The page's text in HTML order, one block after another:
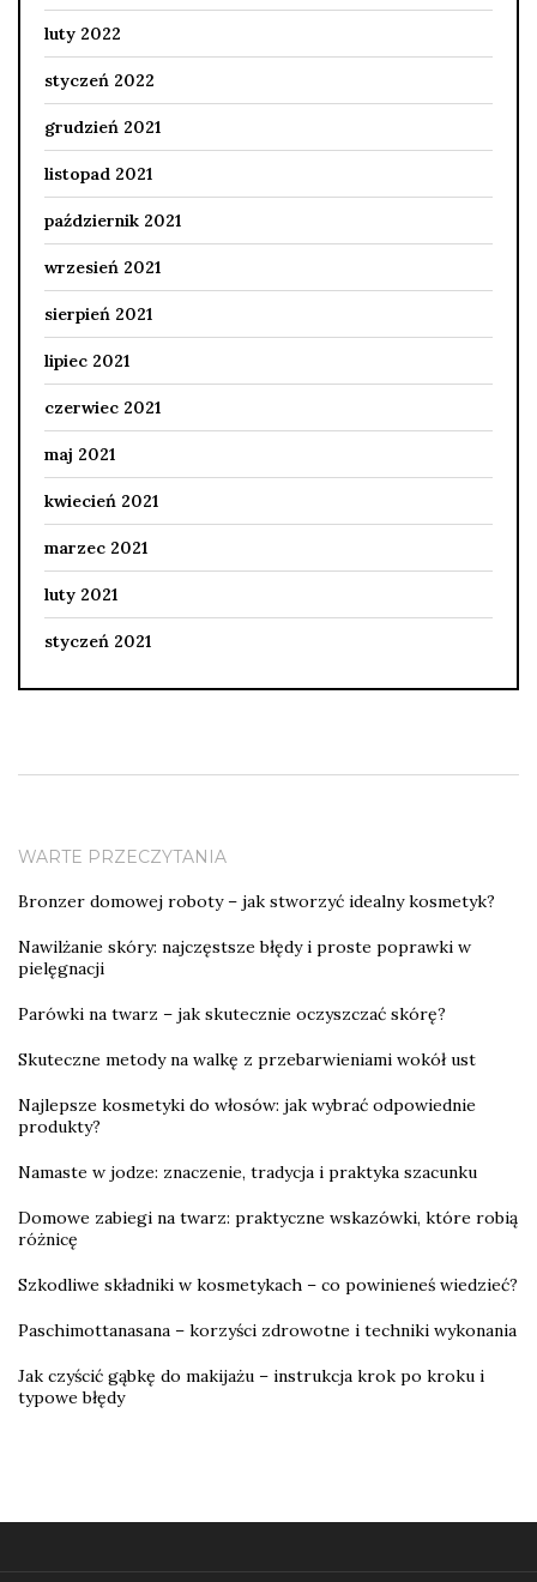
luty 2022
styczeń 2022
grudzień 2021
listopad 2021
październik 2021
wrzesień 2021
sierpień 2021
lipiec 2021
czerwiec 2021
maj 2021
kwiecień 2021
marzec 2021
luty 2021
styczeń 2021
WARTE PRZECZYTANIA
Bronzer domowej roboty – jak stworzyć idealny kosmetyk?
Nawilżanie skóry: najczęstsze błędy i proste poprawki w
pielęgnacji
Parówki na twarz – jak skutecznie oczyszczać skórę?
Skuteczne metody na walkę z przebarwieniami wokół ust
Najlepsze kosmetyki do włosów: jak wybrać odpowiednie
produkty?
Namaste w jodze: znaczenie, tradycja i praktyka szacunku
Domowe zabiegi na twarz: praktyczne wskazówki, które robią
różnicę
Szkodliwe składniki w kosmetykach – co powinieneś wiedzieć?
Paschimottanasana – korzyści zdrowotne i techniki wykonania
Jak czyścić gąbkę do makijażu – instrukcja krok po kroku i
typowe błędy